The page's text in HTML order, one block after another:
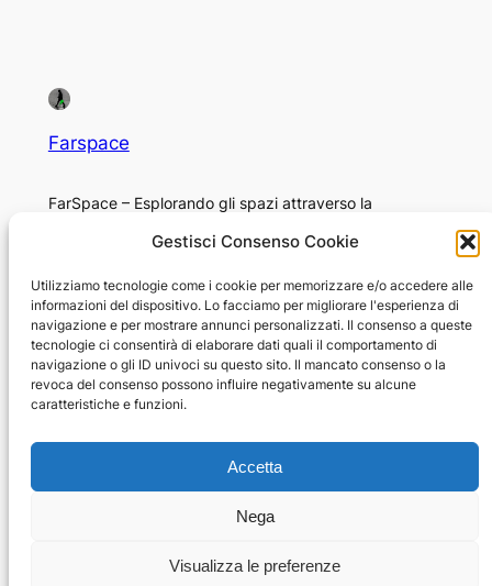
Gestisci Consenso Cookie
Utilizziamo tecnologie come i cookie per memorizzare e/o accedere alle
informazioni del dispositivo. Lo facciamo per migliorare l'esperienza di
navigazione e per mostrare annunci personalizzati. Il consenso a queste
tecnologie ci consentirà di elaborare dati quali il comportamento di
navigazione o gli ID univoci su questo sito. Il mancato consenso o la
revoca del consenso possono influire negativamente su alcune
caratteristiche e funzioni.
Accetta
Nega
Visualizza le preferenze
Farspace
FarSpace – Esplorando gli spazi attraverso la
Chi sono
Niccolò Corvini
Opportunità di lavoro
Star-Citizen Italia
Privacy
Privacy Policy
Termini e condizioni
Contattaci
Tutti i contenuti di questo sito web, incluse immagini,
testi, video e design, sono protetti da copyright e non
il previo consenso scritto del proprietario.